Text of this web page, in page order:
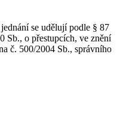
se udělují podle § 87
Sb., o přestupcích, ve znění
č. 500/2004 Sb., správního